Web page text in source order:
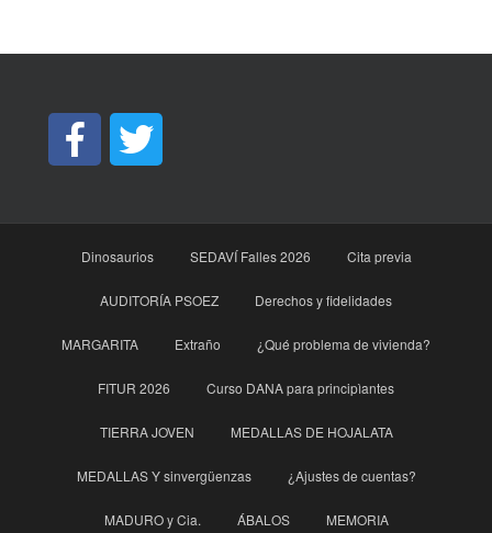
Dinosaurios SEDAVÍ Falles 2026 Cita previa
AUDITORÍA PSOEZ Derechos y fidelidades
MARGARITA Extraño ¿Qué problema de vivienda?
FITUR 2026 Curso DANA para principìantes
TIERRA JOVEN MEDALLAS DE HOJALATA
MEDALLAS Y sinvergüenzas ¿Ajustes de cuentas?
MADURO y Cia. ÁBALOS MEMORIA